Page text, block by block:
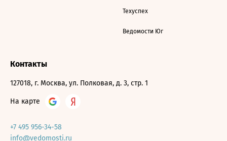
Техуспех
Ведомости Юг
Контакты
127018, г. Москва, ул. Полковая, д. 3, стр. 1
На карте
+7 495 956-34-58
info@vedomosti.ru